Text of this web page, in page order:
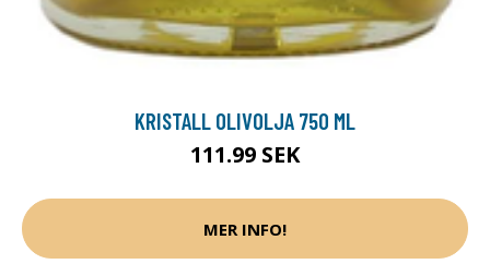
KRISTALL OLIVOLJA 750 ML
111.99 SEK
MER INFO!